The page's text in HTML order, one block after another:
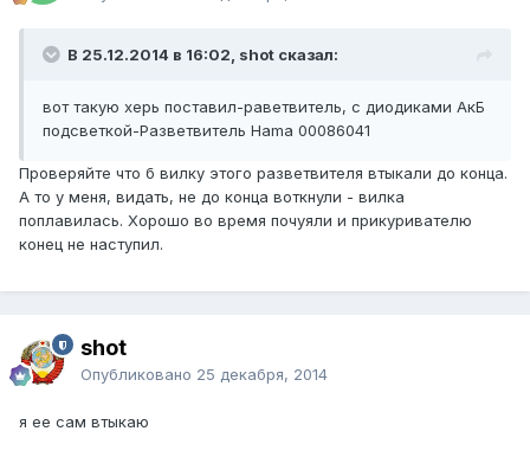
В 25.12.2014 в 16:02, shot сказал:
вот такую херь поставил-раветвитель, с диодиками АкБ
подсветкой-Разветвитель Hama 00086041
Проверяйте что б вилку этого разветвителя втыкали до конца.
А то у меня, видать, не до конца воткнули - вилка
поплавилась. Хорошо во время почуяли и прикуривателю
конец не наступил.
shot
Опубликовано 25 декабря, 2014
я ее сам втыкаю